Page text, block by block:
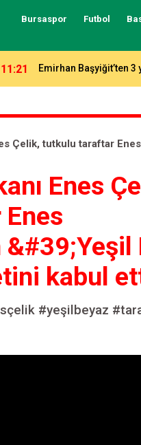
Bursaspor Futbol
11:21 Emirhan Başyiğit’ten 3
Çelik, tutkulu taraftar
Enes
kabul
#yeşilbeyaz